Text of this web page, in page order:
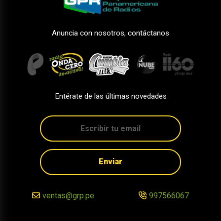
Anuncia con nosotros, contáctanos
Entérate de las últimas novedades
Enviar
ventas@grp.pe 997566067